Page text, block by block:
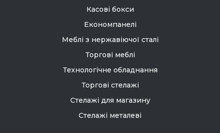
Касові бокси
Економпанелі
Меблі з нержавіючої сталі
Торгові меблі
Технологічне обладнання
Торгові стелажі
Стелажі для магазину
Стелажі металеві